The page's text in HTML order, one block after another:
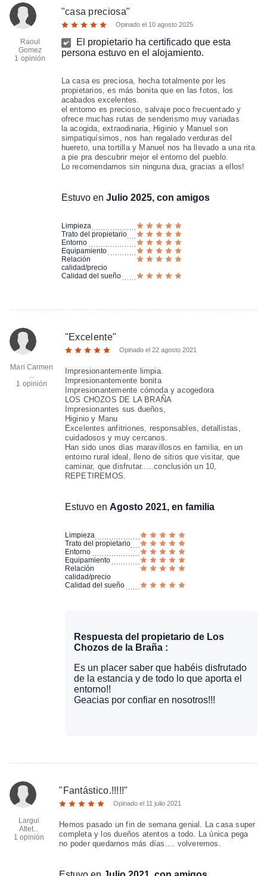
Raoul
Gomez
1 opinión
"casa preciosa"
Opinado el 10 agosto 2025
El propietario ha certificado que esta
persona estuvo en el alojamiento.
La casa es preciosa, hecha totalmente por les
propietarios, es más bonita que en las fotos, los
acabados excelentes.
el entorno es precioso, salvaje poco frecuentado y
ofrece muchas rutas de senderismo muy variadas
la acogida, extraodinaria, Higinio y Manuel son
simpatiquísimos, nos han regalado verduras del
huereto, una tortilla y Manuel nos ha llevado a una rita
a pie pra descubrir mejor el entorno del pueblo.
Lo recomendamos sin ninguna dua, gracias a ellos!
Estuvo en Julio 2025, con amigos
Limpieza
Trato del propietario
Entorno
Equipamiento
Relación
calidad/precio
Calidad del sueño
Mari Carmen
...
1 opinión
"Excelente"
Opinado el 22 agosto 2021
Impresionantemente limpia.
Impresionantemente bonita
Impresionantemente cómoda y acogedora
LOS CHOZOS DE LA BRAÑA
Impresionantes sus dueños,
Higinio y Manu
Excelentes anfitriones, responsables, detallistas,
cuidadosos y muy cercanos.
Han sido unos días maravillosos en familia, en un
entorno rural ideal, lleno de sitios que visitar, que
caminar, que disfrutar.....conclusión un 10,
REPETIREMOS.
Estuvo en Agosto 2021, en familia
Limpieza
Trato del propietario
Entorno
Equipamiento
Relación
calidad/precio
Calidad del sueño
Respuesta del propietario de Los
Chozos de la Braña :
Es un placer saber que habéis disfrutado
de la estancia y de todo lo que aporta el
entorno!!
Geacias por confiar en nosotros!!!
Largui
Atlet...
1 opinión
" Fantástico.!!!!!"
Opinado el 11 julio 2021
Hemos pasado un fin de semana genial. La casa super
completa y los dueños atentos a todo. La única pega
no poder quedarnos más días.... volveremos.